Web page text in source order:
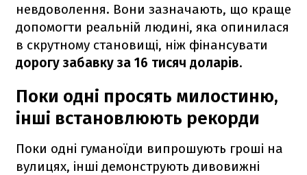
невдоволення. Вони зазначають, що краще
допомогти реальній людині, яка опинилася
в скрутному становищі, ніж фінансувати
дорогу забавку за 16 тисяч доларів.
Поки одні просять милостиню,
інші встановлюють рекорди
Поки одні гуманоїди випрошують гроші на
вулицях, інші демонструють дивовижні